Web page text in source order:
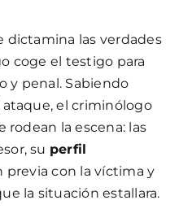
dictamina las verdades
coge el testigo para
y penal. Sabiendo
el criminólogo
rodean la escena: las
su perfil
previa con la víctima y
la situación estallara.